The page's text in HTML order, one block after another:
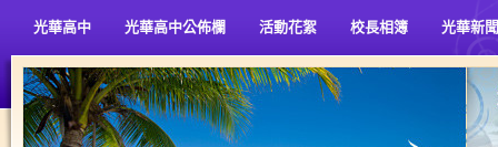
光華高中 光華高中公佈欄 活動花絮 校長相簿 光華新